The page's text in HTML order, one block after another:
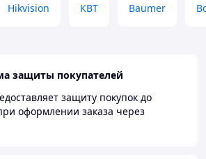
Hikvision КВТ Baumer
защиты покупателей
защиту покупок до
оформлении заказа через